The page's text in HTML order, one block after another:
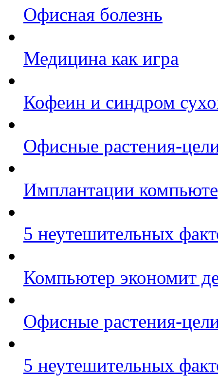
Офисная болезнь
Медицина как игра
Кофеин и синдром
Офисные растения-
Имплантации
5 неутешительных
Компьютер экономит
Офисные растения-
5 неутешительных